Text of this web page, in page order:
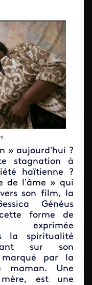
» aujourd’hui ?
stagnation à
haïtienne ?
de l’âme » qui
son film, la
Généus
forme de
exprimée
la spiritualité
sur son
marqué par la
maman. Une
est une